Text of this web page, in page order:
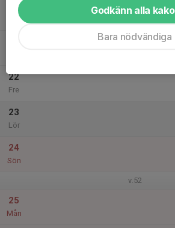
20
Ons
22
Fre
23
Lör
24
Sön
v.52
25
Mån
Godkänn alla
Bara nödvändiga